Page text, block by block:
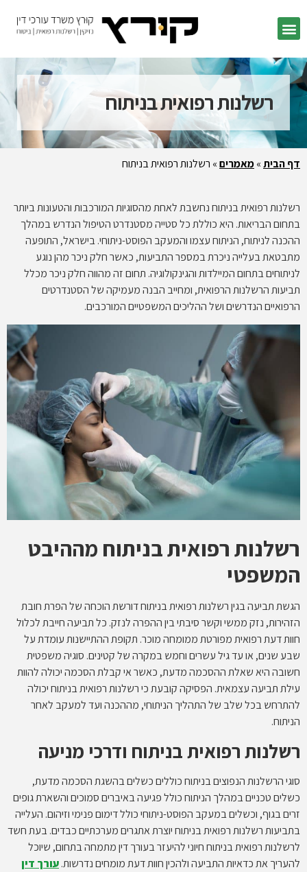
רשלנות רפואית בניתוח
דף הבית»מאמרים» רשלנות רפואית בניתוח
רשלנות רפואית בניתוח נחשבת לאחת מהסוגיות המורכבות והטעונות ביותר
בתחום הבריאות. היא כוללת כל סטייה מסטנדרט הטיפול הנדרש במהלך
ההכנה לניתוח, הניתוח עצמו והמעקב הפוסט-ניתוחי. בישראל, התופעה
מתבטאת בעלייה ניכרת במספר התביעות, כאשר חלק ניכר מהן נוגע
לניתוחים בתחום המיילדות והגינקולוגיה. תחום זה מהווה חלק ניכר מכלל
תביעות הרשלנות הרפואית, ומחייב הבנה מעמיקה של הסטנדרטים
הרפואיים הנדרשים ושל ההליכים המשפטיים המורכבים.
רשלנות רפואית בניתוח מההיבט
המשפטי
הגשת תביעה בגין רשלנות רפואית בניתוח דורשת הוכחה של הפרת חובת
הזהירות, נזק ממשי וקשר סיבתי בין ההפרה לנזק. כל תביעה חייבת לכלול
חוות דעת רפואית מפורטת ממומחה מוכר. תקופת ההתיישנות עומדת על
שבע שנים, או עד גיל עשרים וחמש במקרה של קטינים. סוגיה משפטית
חשובה היא שאלת ההסכמה מדעת, כאשר אי קבלת הסכמה יכולה להוות
עילת תביעה עצמאית. הפסיקה קובעת כי רשלנות רפואית בניתוח יכולה
להתרחש בכל שלב של התהליך הניתוחי, מההכנה ועד למעקב לאחר
הניתוח.
רשלנות רפואית בניתוח ודרכי מניעה
סוגי הרשלנות הנפוצים בניתוח כוללים כשלים בהשגת הסכמה מדעת,
כשלים טכניים במהלך הניתוח כולל פגיעה באיברים סמוכים והשארת גופים
זרים בגוף, וכשלים במעקב הפוסט-ניתוחי כולל דימום פנימי וזיהום. העלייה
בתביעות רשלנות רפואית בניתוח יוצרת אתגרים מערכתיים כבדים. בעת חשד
לרשלנות רפואית בניתוח חיוני להיעזר בעורך דין מתמחה בתחום, שיוכל
להעריך את כדאיות התביעה ולהכין חוות דעת מומחים נדרשות.עורך דין